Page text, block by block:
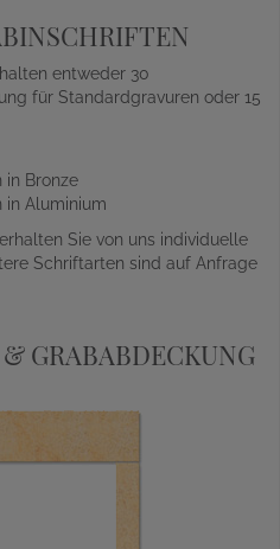
entweder 30
für Standardgravuren oder 15
in Bronze
in Aluminium
Sie von uns individuelle
Schriftarten sind auf Anfrage
GRABABDECKUNG